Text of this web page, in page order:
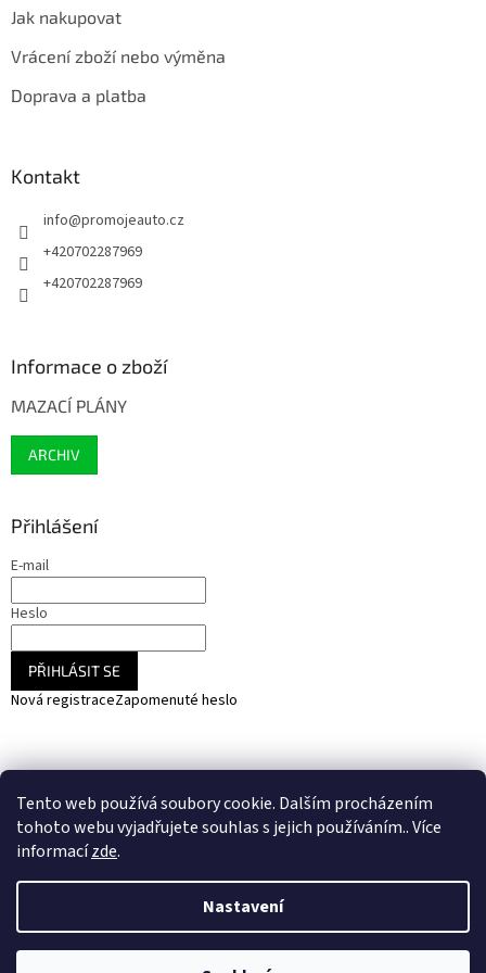
Tento web používá soubory cookie. Dalším procházením
tohoto webu vyjadřujete souhlas s jejich používáním.. Více
informacízde.
Nastavení
Jak nakupovat
Vrácení zboží nebo výměna
Doprava a platba
Kontakt
info@promojeauto.cz
+420702287969
+420702287969
Informace o zboží
MAZACÍ PLÁNY
ARCHIV
Přihlášení
E-mail
Heslo
PŘIHLÁSIT SE
Nová registraceZapomenuté heslo
SOLARCZ.cz - Vše pro solární energie a fotovoltaiku
Vytvořil Shoptet